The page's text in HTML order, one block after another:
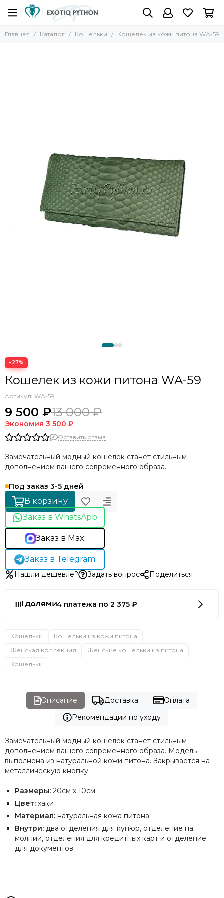
Главная Каталог Кошельки Кошелек из кожи питона WA-59
−27%
Кошелек из кожи питона WA-59
Артикул: WA-59
9 500 ₽13 000 ₽
Экономия 3 500 ₽
Оставить отзыв
Замечательный модный кошелек станет стильным
дополнением вашего современного образа.
Под заказ 3-5 дней
В корзину
Заказ в WhatsApp
Заказ в Max
Заказ в Telegram
Нашли дешевле? Задать вопрос Поделиться
4 платежа по 2 375 ₽
Кошельки
Кошельки из кожи питона
Женская коллекция
Женские кошельки из питона
Кошельки
Описание Доставка
Оплата
Рекомендации по уходу
Замечательный модный кошелек станет стильным
дополнением вашего современного образа. Модель
выполнена из натуральной кожи питона. Закрывается на
металлическую кнопку.
Размеры: 20см х 10см
Цвет: хаки
Материал: натуральная кожа питона
Внутри: два отделения для купюр, отделение на
молнии, отделения для кредитных карт и отделение
для документов